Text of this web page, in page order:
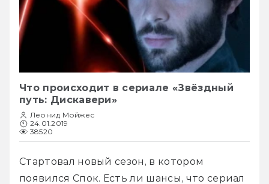
Что происходит в сериале «Звёздный
путь: Дискавери»
Леонид Мойжес
24.01.2019
38520
Стартовал новый сезон, в котором
появился Спок. Есть ли шансы, что сериал